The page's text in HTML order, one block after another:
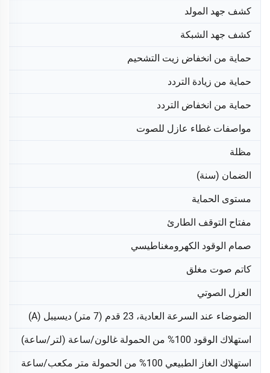
كشف جهد المولد
كشف جهد الشبكة
حماية من انخفاض زيت التشحيم
حماية من زيادة التردد
حماية من انخفاض التردد
مواصفات غطاء عازل للصوت
مظلة
الضمان (سنة)
مستوى الحماية
مفتاح التوقف الطارئ
صمام الوقود الكهرومغناطيسي
كاتم صوت مغلق
العزل الصوتي
الضوضاء عند السرعة العادية، 23 قدم (7 متر) ديسيبل (A)
استهلاك الوقود 100% من الحمولة غالون/ساعة (لتر/ساعة)
استهلاك الغاز الطبيعي 100% من الحمولة متر مكعب/ساعة